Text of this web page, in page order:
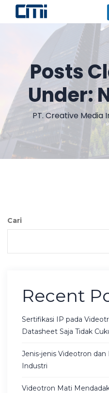
Posts
Under:
PT. Creative Media
Cari
Recent
Sertifikasi IP pada
Datasheet Saja Tidak
Jenis-jenis Videotron
Industri
Videotron Mati